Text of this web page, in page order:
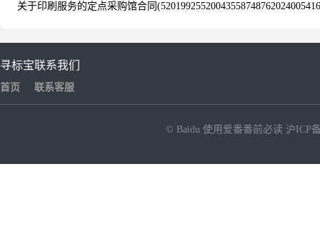
关于印刷服务的定点采购馆合同
寻标宝
首页
联系我们
联系客服
© Baidu 使用爱番番前必读 沪ICP